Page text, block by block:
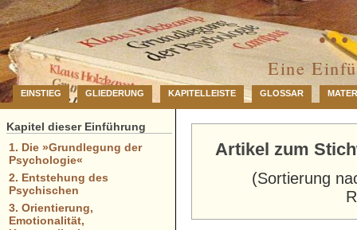
…
Eine
EINSTIEG GLIEDERUNG KAPITELLEISTE GLOSSAR
Artikel zum
(Sortierung
Kapitel dieser Einführung
1. Die »Grundlegung der
Psychologie«
2. Entstehung des
Psychischen
3. Orientierung,
Emotionalität,